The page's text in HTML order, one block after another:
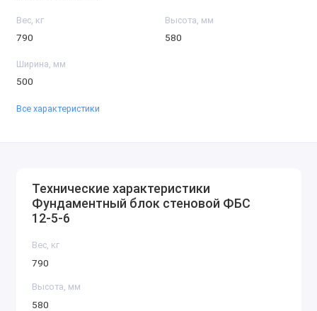
Вес, кг
790
Высота, мм
580
Ширина, мм
500
Все характеристики
Технические характеристики
Фундаментный блок стеновой ФБС
12-5-6
Вес, кг
790
Высота, мм
580